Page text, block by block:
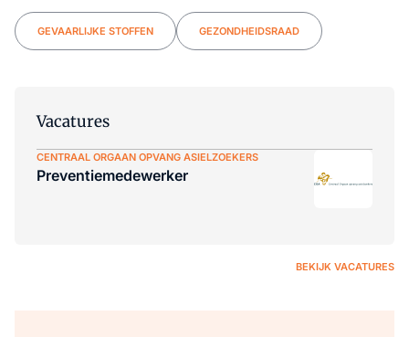
GEVAARLIJKE STOFFEN GEZONDHEIDSRAAD
Vacatures
CENTRAAL ORGAAN OPVANG ASIELZOEKERS
Preventiemedewerker
BEKIJK VACATURES